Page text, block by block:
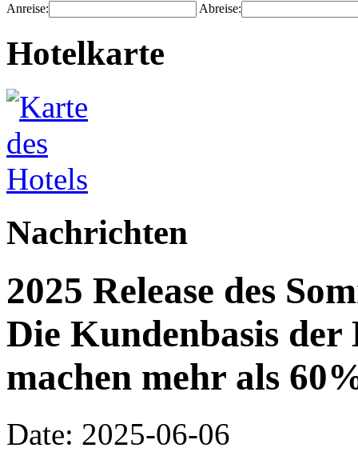
Anreise: Abreise:
Hotelkarte
Nachrichten
2025 Release des
Die Kundenbasis
machen mehr als
Date: 2025-06-06